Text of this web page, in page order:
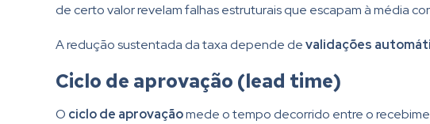
de certo valor revelam falhas estruturais que escapam à média
A redução sustentada da taxa depende devalidações
Ciclo de aprovação (lead time)
O ciclo de aprovaçãomede o tempo decorrido entre o